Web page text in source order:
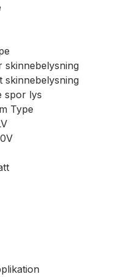
skinnebelysning
skinnebelysning
spor lys
Type